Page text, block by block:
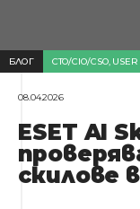
БЛОГ CTO/CIO/CSO, USER
08.04.2026
ESET AI
скилове